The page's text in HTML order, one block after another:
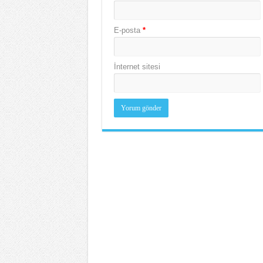
E-posta *
İnternet sitesi